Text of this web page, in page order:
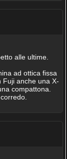
alle ultime.
ad ottica fissa
Fuji anche una X-
compattona.